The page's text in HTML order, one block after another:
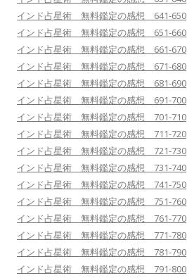
インド占星術 無料鑑定の感想 641-650
インド占星術 無料鑑定の感想 651-660
インド占星術 無料鑑定の感想 661-670
インド占星術 無料鑑定の感想 671-680
インド占星術 無料鑑定の感想 681-690
インド占星術 無料鑑定の感想 691-700
インド占星術 無料鑑定の感想 701-710
インド占星術 無料鑑定の感想 711-720
インド占星術 無料鑑定の感想 721-730
インド占星術 無料鑑定の感想 731-740
インド占星術 無料鑑定の感想 741-750
インド占星術 無料鑑定の感想 751-760
インド占星術 無料鑑定の感想 761-770
インド占星術 無料鑑定の感想 771-780
インド占星術 無料鑑定の感想 781-790
インド占星術 無料鑑定の感想 791-800